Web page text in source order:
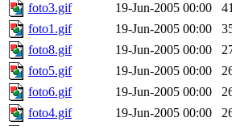
foto3.gif
19-Jun-2005 00:00
foto1.gif
19-Jun-2005 00:00
foto8.gif
19-Jun-2005 00:00
foto5.gif
19-Jun-2005 00:00
foto6.gif
19-Jun-2005 00:00
foto4.gif
19-Jun-2005 00:00